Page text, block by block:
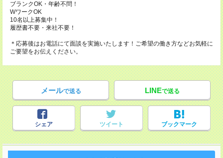
ブランクOK・年齢不問！
WワークOK
10名以上募集中！
履歴書不要・来社不要！
＊応募後はお電話にて面談を実施いたします！ご希望の働き方などお気軽に
ご要望をお伝えください。
メールで送る LINEで送る
シェア ツイート ブックマーク